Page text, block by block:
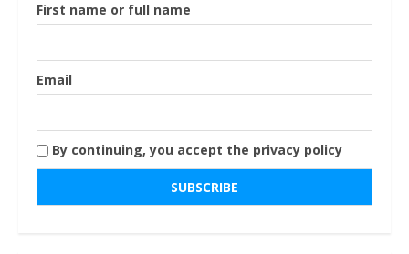
First name or full name
Email
By continuing, you accept the privacy policy